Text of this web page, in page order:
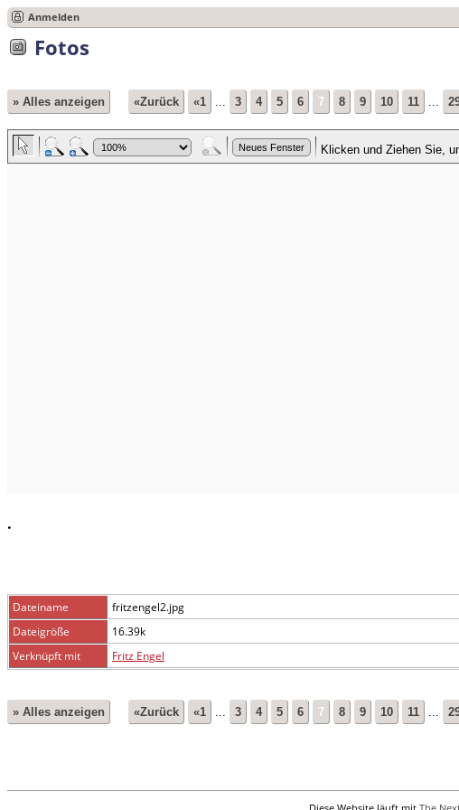
Anmelden
Fotos
» Alles anzeigen «Zurück «1 ... 3 4 5 6 7 8 9 10 11 ...
.
Dateiname
fritzengel2.jpg
Dateigröße
16.39k
Verknüpft mit
Fritz Engel
» Alles anzeigen «Zurück «1 3 4 5 6 7 8 9 10 11